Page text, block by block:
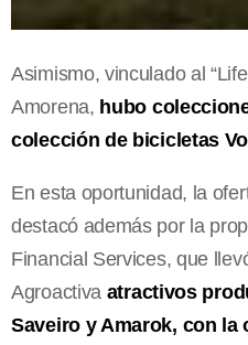
Asimismo, vinculado al
Amorena, hubo
colección de bicicletas
En esta oportunidad, la
destacó además por la
Financial Services, que
Agroactiva atractivos
Saveiro y Amarok, con